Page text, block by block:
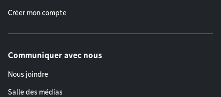
Créer mon compte
Communiquer avec nous
Nous joindre
Salle des médias